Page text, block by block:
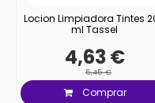
Locion Limpiadora Tintes
ml Tassel
4,63 €
5,45 €
Comprar